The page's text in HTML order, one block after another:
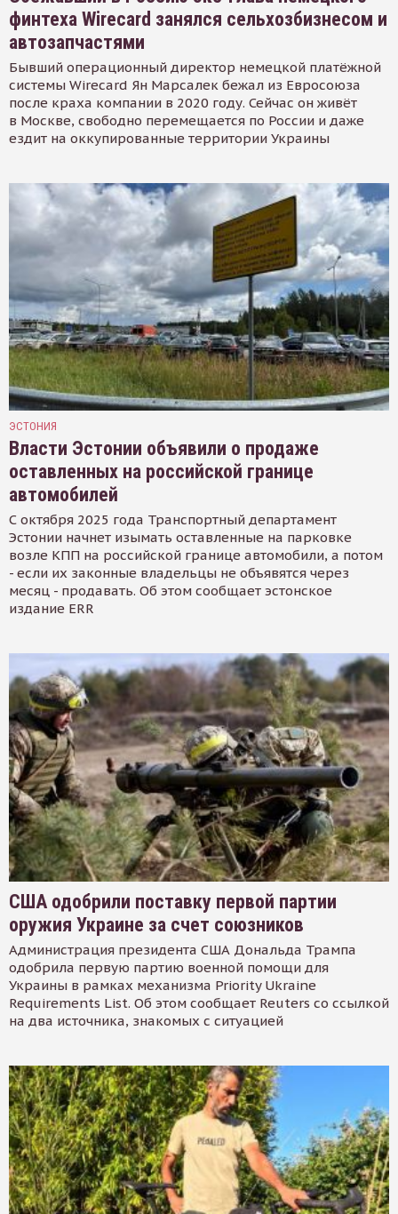
финтеха Wirecard занялся сельхозбизнесом и
автозапчастями
Бывший операционный директор немецкой платёжной
системы Wirecard Ян Марсалек бежал из Евросоюза
после краха компании в 2020 году. Сейчас он живёт
в Москве, свободно перемещается по России и даже
ездит на оккупированные территории Украины
ЭСТОНИЯ
Власти Эстонии объявили о продаже
оставленных на российской границе
автомобилей
С октября 2025 года Транспортный департамент
Эстонии начнет изымать оставленные на парковке
возле КПП на российской границе автомобили, а потом
- если их законные владельцы не объявятся через
месяц - продавать. Об этом сообщает эстонское
издание ERR
США одобрили поставку первой партии
оружия Украине за счет союзников
Администрация президента США Дональда Трампа
одобрила первую партию военной помощи для
Украины в рамках механизма Priority Ukraine
Requirements List. Об этом сообщает Reuters со ссылкой
на два источника, знакомых с ситуацией